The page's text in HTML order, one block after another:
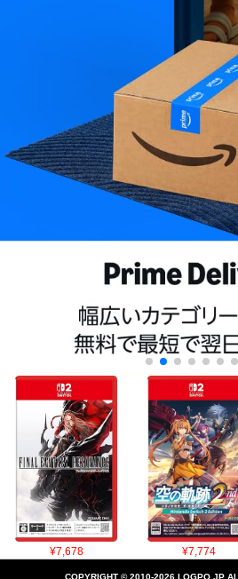
¥7,678 ¥7,774
COPYRIGHT © 2010-2026 LOGPO.JP